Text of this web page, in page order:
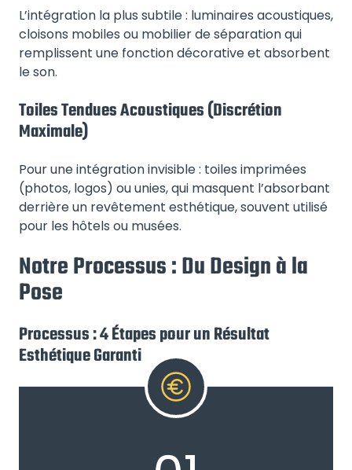
L’intégration la plus subtile : luminaires acoustiques,
cloisons mobiles ou mobilier de séparation qui
remplissent une fonction décorative et absorbent
le son.
Toiles Tendues Acoustiques (Discrétion
Maximale)
Pour une intégration invisible : toiles imprimées
(photos, logos) ou unies, qui masquent l’absorbant
derrière un revêtement esthétique, souvent utilisé
pour les hôtels ou musées.
Notre Processus : Du Design à la
Pose
Processus : 4 Étapes pour un Résultat
Esthétique Garanti